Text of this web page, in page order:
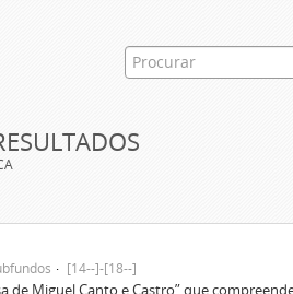
[14--]-[18--]
de Miguel Canto e Castro” que